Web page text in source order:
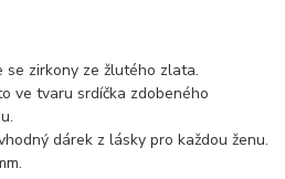
se zirkony ze žlutého zlata.
ve tvaru srdíčka zdobeného
dárek z lásky pro každou ženu.